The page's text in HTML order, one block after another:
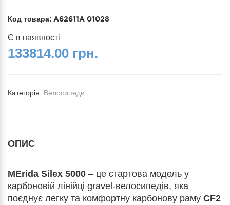
Код товара: A62611A 01028
Є в наявності
133814.00 грн.
Категорія: Велосипеди
ОПИС
MErida Silex 5000 – це стартова модель у
карбоновій лінійці gravel-велосипедів, яка
поєднує легку та комфортну карбонову раму CF2